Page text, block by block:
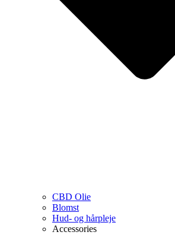
CBD Olie
Blomst
Hud- og hårpleje
Accessories